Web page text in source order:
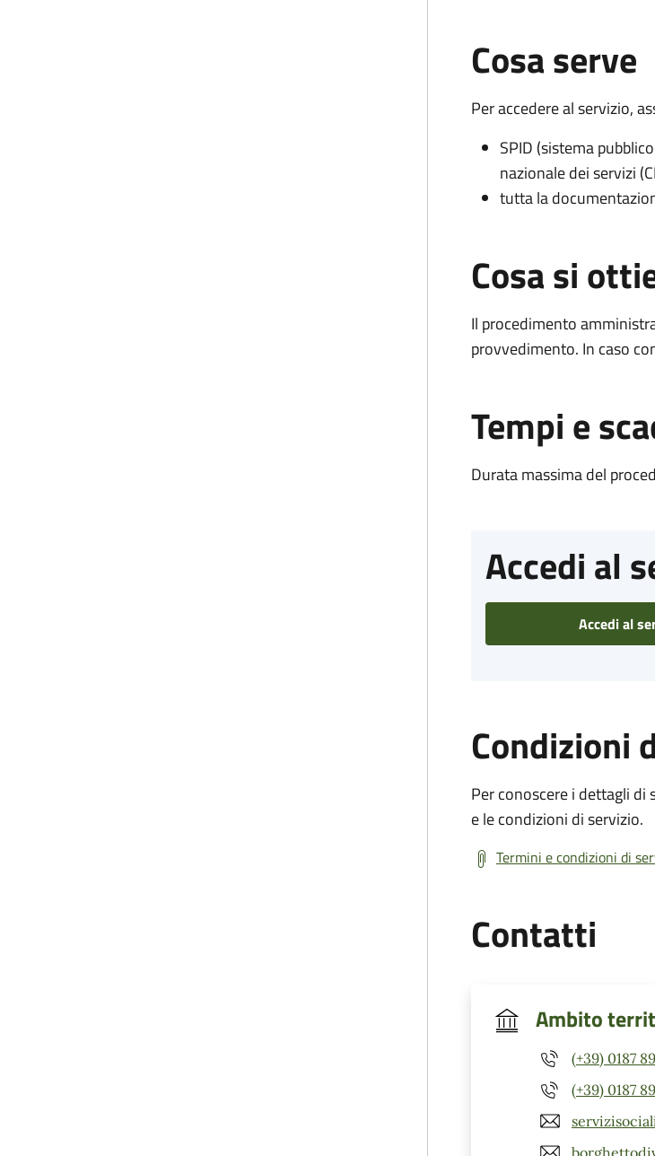
Cosa serve
Per accedere al servizio,
SPID (sistema
nazionale dei servizi
tutta la
Cosa si
Il procedimento
provvedimento. In caso
Tempi e
Durata massima del
Accedi al
Accedi al
Condizioni
Per conoscere i dettagli
e le condizioni di servizio.
Termini e condizioni di
Contatti
Ambito
(+39) 0187
(+39) 0187